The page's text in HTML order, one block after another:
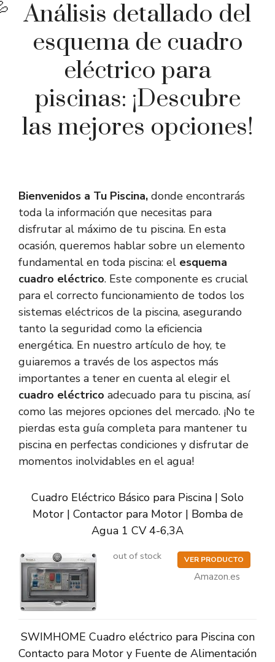
Análisis detallado del
esquema de cuadro
eléctrico para
piscinas: ¡Descubre
las mejores opciones!
Bienvenidos a Tu Piscina, donde encontrarás
toda la información que necesitas para
disfrutar al máximo de tu piscina. En esta
ocasión, queremos hablar sobre un elemento
fundamental en toda piscina: el esquema
cuadro eléctrico. Este componente es crucial
para el correcto funcionamiento de todos los
sistemas eléctricos de la piscina, asegurando
tanto la seguridad como la eficiencia
energética. En nuestro artículo de hoy, te
guiaremos a través de los aspectos más
importantes a tener en cuenta al elegir el
cuadro eléctrico adecuado para tu piscina, así
como las mejores opciones del mercado. ¡No te
pierdas esta guía completa para mantener tu
piscina en perfectas condiciones y disfrutar de
momentos inolvidables en el agua!
Cuadro Eléctrico Básico para Piscina | Solo
Motor | Contactor para Motor | Bomba de
Agua 1 CV 4-6,3A
out of stock VER PRODUCTO
Amazon.es
SWIMHOME Cuadro eléctrico para Piscina con
Contacto para Motor y Fuente de Alimentación